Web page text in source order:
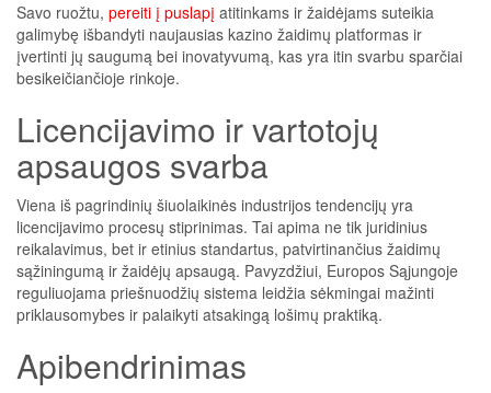
Savo ruožtu, pereiti į puslapį atitinkams ir žaidėjams suteikia
galimybę išbandyti naujausias kazino žaidimų platformas ir
įvertinti jų saugumą bei inovatyvumą, kas yra itin svarbu sparčiai
besikeičiančioje rinkoje.
Licencijavimo ir vartotojų
apsaugos svarba
Viena iš pagrindinių šiuolaikinės industrijos tendencijų yra
licencijavimo procesų stiprinimas. Tai apima ne tik juridinius
reikalavimus, bet ir etinius standartus, patvirtinančius žaidimų
sąžiningumą ir žaidėjų apsaugą. Pavyzdžiui, Europos Sąjungoje
reguliuojama priešnuodžių sistema leidžia sėkmingai mažinti
priklausomybes ir palaikyti atsakingą lošimų praktiką.
Apibendrinimas